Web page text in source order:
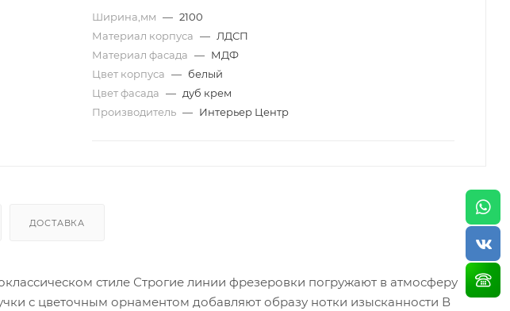
Ширина,мм — 2100
Материал корпуса — ЛДСП
Материал фасада — МДФ
Цвет корпуса — белый
Цвет фасада — дуб крем
Производитель — Интерьер Центр
ДОСТАВКА
стиле Строгие линии фрезеровки погружают в атмосферу